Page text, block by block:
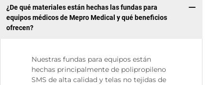
¿De qué materiales están hechas las fundas para
equipos médicos de Mepro Medical y qué beneficios
ofrecen?
Nuestras fundas para equipos están
hechas principalmente de polipropileno
SMS de alta calidad y telas no tejidas de